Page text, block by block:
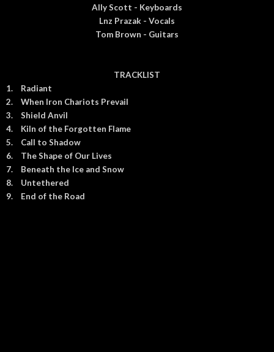
Ally Scott - Keyboards
Lnz Prazak - Vocals
Tom Brown - Guitars
TRACKLIST
1.
Radiant
2.
When Iron Chariots Prevail
3.
Shield Anvil
4.
Kiln of the Forgotten Flame
5.
Call to Shadow
6.
The Shape of Our Lives
7.
Beneath the Ice and Snow
8.
Untethered
9.
End of the Road